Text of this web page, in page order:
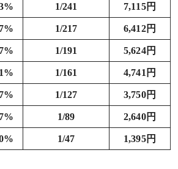
1/241 7,115円
1/217 6,412円
1/191 5,624円
1/161 4,741円
1/127 3,750円
1/89 2,640円
1/47 1,395円